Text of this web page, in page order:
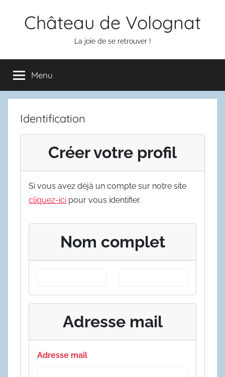
Château de Volognat
La joie de se retrouver !
Menu
Identification
Créer votre profil
Si vous avez déjà un compte sur notre site
cliquez-ici pour vous identifier.
Nom complet
Adresse mail
Adresse mail